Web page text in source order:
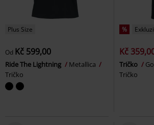
Plus Size
Od Kč 599,00
Ride The Lightning
Metallica
Tričko
%
Kč
Tričko
Tričko